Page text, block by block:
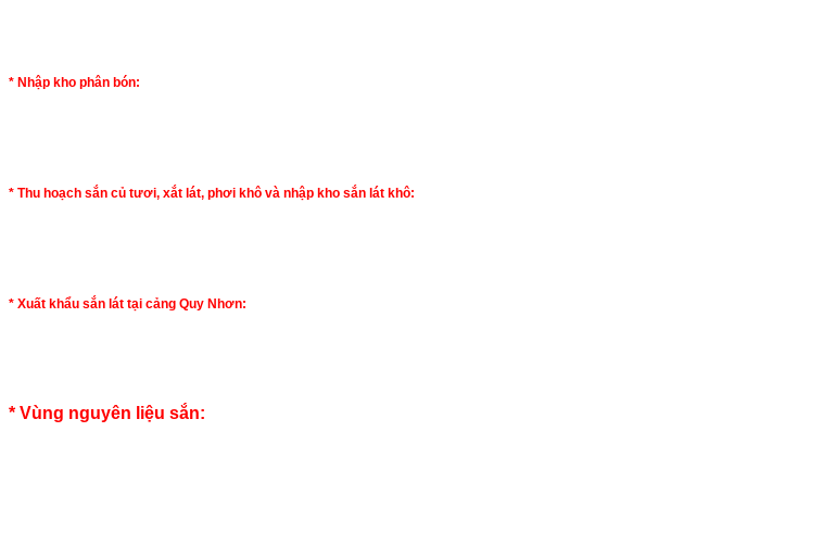
* Nhập kho phân bón:
* Thu hoạch sắn củ tươi, xắt lát, phơi khô và nhập kho sắn lát khô:
* Xuất khẩu sắn lát tại cảng Quy Nhơn:
* Vùng nguyên liệu sắn: